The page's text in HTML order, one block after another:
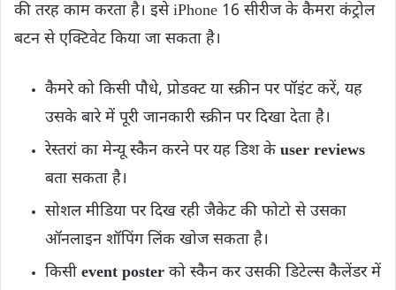
की तरह काम करता है। इसे iPhone 16 सीरीज के कैमरा कंट्रोल
बटन से एक्टिवेट किया जा सकता है।
कैमरे को किसी पौधे, प्रोडक्ट या स्क्रीन पर पॉइंट करें, यह
उसके बारे में पूरी जानकारी स्क्रीन पर दिखा देता है।
रेस्तरां का मेन्यू स्कैन करने पर यह डिश के user reviews
बता सकता है।
सोशल मीडिया पर दिख रही जैकेट की फोटो से उसका
ऑनलाइन शॉपिंग लिंक खोज सकता है।
किसी event poster को स्कैन कर उसकी डिटेल्स कैलेंडर में